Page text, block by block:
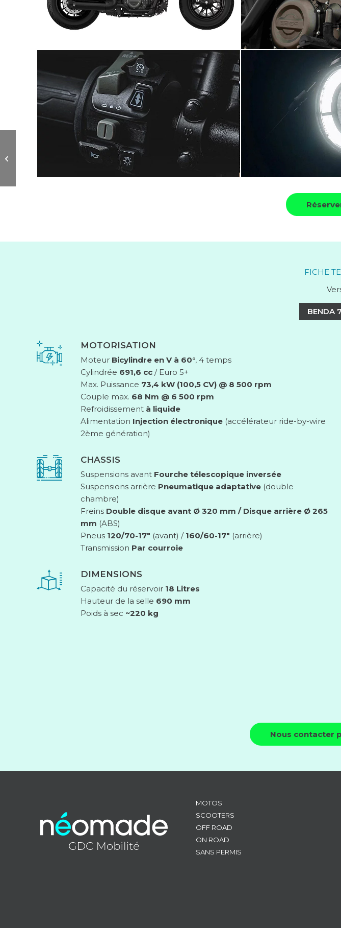
FICHE
BENDA
MOTORISATION
Moteur Bicylindre en V à 60°, 4 temps
Cylindrée 691,6 cc / Euro 5+
Max. Puissance 73,4 kW (100,5 CV) @ 8 500 rpm
Couple max. 68 Nm @ 6 500 rpm
Refroidissement à liquide
Alimentation Injection électronique (accélérateur ride-by-wire
2ème génération)
CHASSIS
Suspensions avant Fourche télescopique inversée
Suspensions arrière Pneumatique adaptative (double
chambre)
Freins Double disque avant Ø 320 mm / Disque arrière Ø 265
mm (ABS)
Pneus 120/70-17″ (avant) / 160/60-17″ (arrière)
Transmission Par courroie
DIMENSIONS
Capacité du réservoir 18 Litres
Hauteur de la selle 690 mm
Poids à sec ~220 kg
Nous contacter
MOTOS
SCOOTERS
OFF ROAD
ON ROAD
SANS PERMIS